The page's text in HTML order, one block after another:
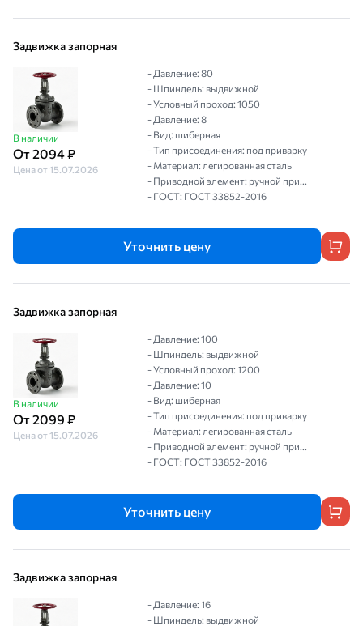
Задвижка запорная
В наличии
От 2094 ₽
Цена от 15.07.2026
- Давление: 80
- Шпиндель: выдвижной
- Условный проход: 1050
- Давление: 8
- Вид: шиберная
- Тип присоединения: под приварку
- Материал: легированная сталь
- Приводной элемент: ручной при...
- ГОСТ: ГОСТ 33852-2016
Уточнить цену
Задвижка запорная
В наличии
От 2099 ₽
Цена от 15.07.2026
- Давление: 100
- Шпиндель: выдвижной
- Условный проход: 1200
- Давление: 10
- Вид: шиберная
- Тип присоединения: под приварку
- Материал: легированная сталь
- Приводной элемент: ручной при...
- ГОСТ: ГОСТ 33852-2016
Уточнить цену
Задвижка запорная
- Давление: 16
- Шпиндель: выдвижной